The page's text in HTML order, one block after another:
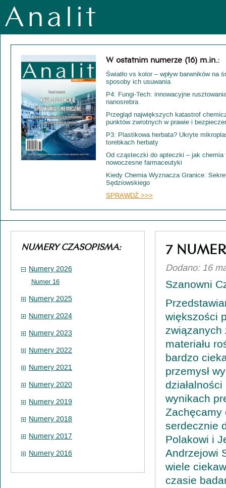
Analit
W ostatnim numerze (16) m.in.:
Światło vs kolor – wpływ barwników na
sposoby ich usuwania
P4: Fungi-Tech: innowacyjne
nanosrebra
Przegląd największych katastrof
punktów zwrotnych w prawie i
P3: Plastikowa herbata? Ukryte
torebkach herbaty
Od cząsteczki do apteczki – jak chemia
nowoczesne farmaceutyki
Kiedy Chemia Wyznacza Granice:
Sędziowskiego
SPRAWDŹ >>>
NUMERY CZASOPISMA:
Numery 2026
Numer 16
Numery 2025
Numery 2024
Numery 2023
Numery 2022
Numery 2021
Numery 2020
Numery 2019
Numery 2018
Numery 2017
Numery 2016
7
Dodano: 16
Szanowni
większości
związanych
materiału
bardzo
przemysł
wynikach
Zachęcamy
serdecznie
Polakowi i
Andrzejowi
wiele
czasie